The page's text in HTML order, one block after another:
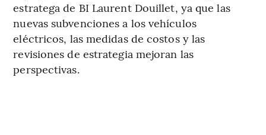
estratega de BI Laurent Douillet, ya que las
nuevas subvenciones a los vehículos
eléctricos, las medidas de costos y las
revisiones de estrategia mejoran las
perspectivas.